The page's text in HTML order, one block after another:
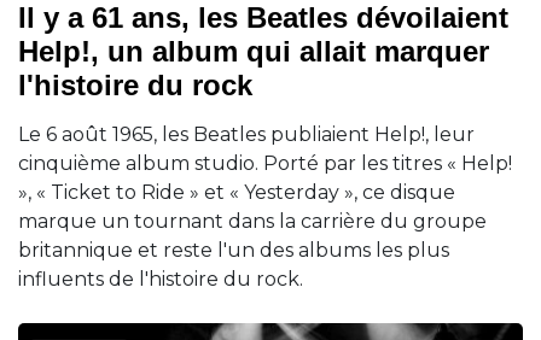
Il y a 61 ans, les Beatles dévoilaient
Help!, un album qui allait marquer
l'histoire du rock
Le 6 août 1965, les Beatles publiaient Help!, leur
cinquième album studio. Porté par les titres « Help!
», « Ticket to Ride » et « Yesterday », ce disque
marque un tournant dans la carrière du groupe
britannique et reste l'un des albums les plus
influents de l'histoire du rock.